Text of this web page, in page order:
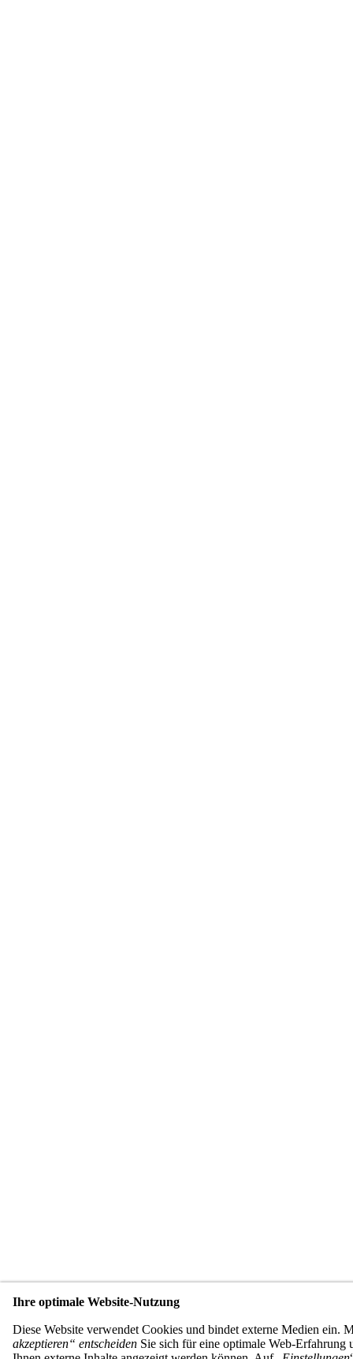
Ihre optimale Website-Nutzung
Diese Website verwendet Cookies und bindet externe Medien
akzeptieren“ entscheiden Sie sich für eine optimale Web-Erfahrung